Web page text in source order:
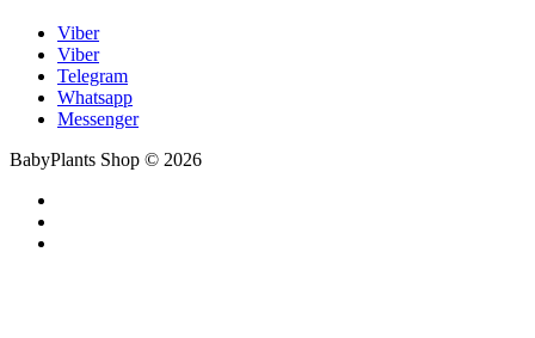
Viber
Viber
Telegram
Whatsapp
Messenger
BabyPlants Shop © 2026